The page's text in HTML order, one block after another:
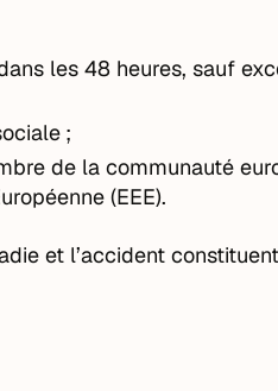
les 48 heures, sauf
;
de la communauté
(EEE).
et l’accident